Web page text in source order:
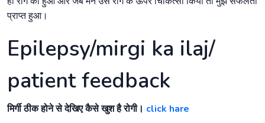
प्राप्त हुआ।
Epilepsy/mirgi ka ilaj/
patient feedback
मिर्गी ठीक होने से देखिए कैसे खुश है रोगी। click hare